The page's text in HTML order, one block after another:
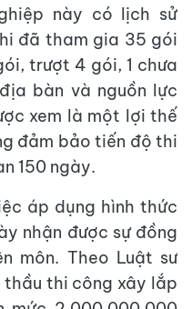
này có lịch sử
đã tham gia 35 gói
trượt 4 gói, 1 chưa
bàn và nguồn lực
xem là một lợi thế
đảm bảo tiến độ thi
150 ngày.
áp dụng hình thức
nhận được sự đồng
môn. Theo Luật sư
thầu thi công xây lắp